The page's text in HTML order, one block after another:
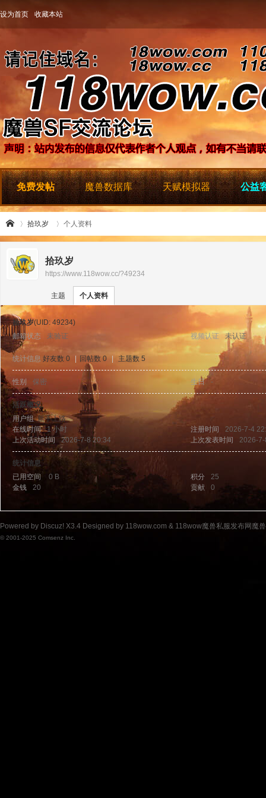
设为首页 收藏本站
免费发帖 魔兽数据库 天赋模拟器 公益
8w
拾玖岁
›
个人资料
拾玖岁
https://www.118wow.cc/?49234
主题 个人资料
拾玖岁(UID: 49234)
邮箱状态
未验证 视频认证 未认证
统计信息 好友数 0 回帖数 0 主题数 5
性别 保密 生日 -
活跃概况
用户组新手上路
在线时间
1 小时 注册时间
2026-7-4
上次活动时间
2026-7-8 20:34 上次发表时间 2026-
统计信息
已用空间
0 B 积分
25
金钱
20 贡献 0
Powered by Discuz! X3.4 Designed by 118wow.com & 118wow魔兽私服发布网魔
© 2001-2025 Comsenz Inc.